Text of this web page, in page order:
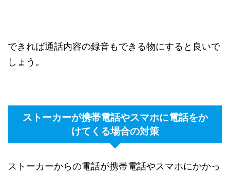
できれば通話内容の録音もできる物にすると良いで
しょう。
ストーカーが携帯電話やスマホに電話をか
けてくる場合の対策
ストーカーからの電話が携帯電話やスマホにかかっ